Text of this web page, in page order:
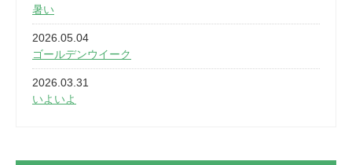
暑い
2026.05.04
ゴールデンウイーク
2026.03.31
いよいよ